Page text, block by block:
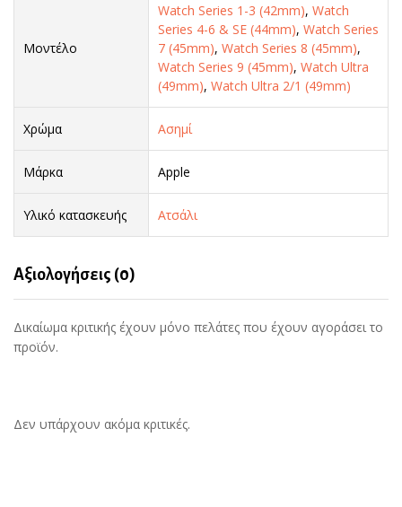
Μοντέλο
Watch Series 1-3 (42mm), Watch
Series 4-6 & SE (44mm), Watch Series
7 (45mm), Watch Series 8 (45mm),
Watch Series 9 (45mm), Watch Ultra
(49mm), Watch Ultra 2/1 (49mm)
Χρώμα Ασημί
Μάρκα Apple
Υλικό κατασκευής Ατσάλι
Αξιολογήσεις (0)
Δικαίωμα κριτικής έχουν μόνο πελάτες που έχουν αγοράσει το
προϊόν.
Δεν υπάρχουν ακόμα κριτικές.